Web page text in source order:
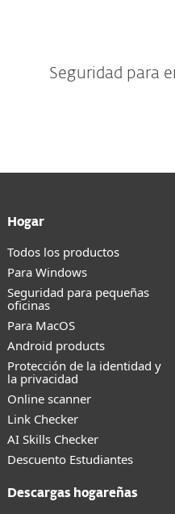
Seguridad para
Hogar
Todos los productos
Para Windows
Seguridad para pequeñas
oficinas
Para MacOS
Android products
Protección de la identidad y
la privacidad
Online scanner
Link Checker
AI Skills Checker
Descuento Estudiantes
Descargas hogareñas